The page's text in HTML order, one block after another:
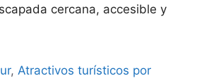
cercana, accesible y
,Atractivos turísticos por